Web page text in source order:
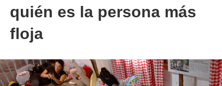
quién es la persona más
floja